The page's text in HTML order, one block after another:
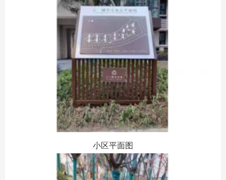
小区平面图